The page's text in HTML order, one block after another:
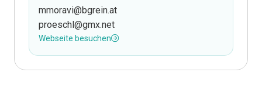
mmoravi@bgrein.at
proeschl@gmx.net
Webseite besuchen